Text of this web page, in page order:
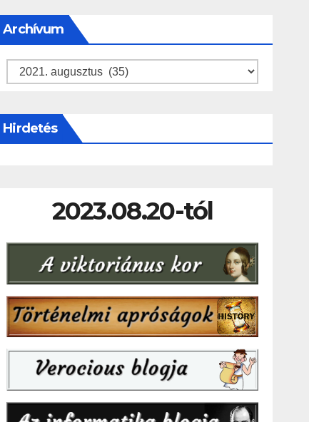
Archívum
Archívum
Hirdetés
2023.08.20-tól